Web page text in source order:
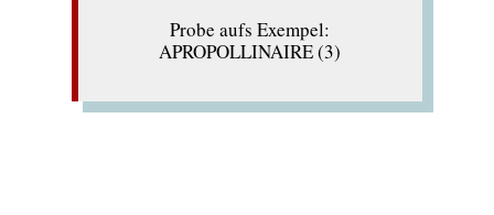
Probe aufs Exempel:
APROPOLLINAIRE (3)